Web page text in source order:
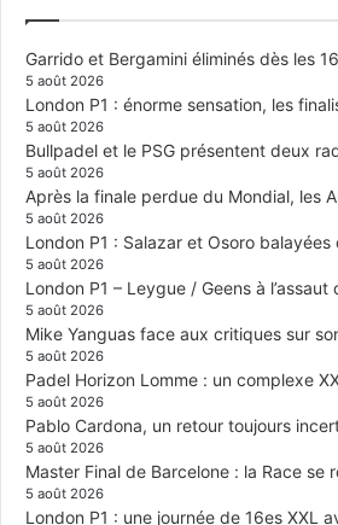
Garrido et Bergamini éliminés dès les
5 août 2026
London P1 : énorme sensation, les
5 août 2026
Bullpadel et le PSG présentent deux
5 août 2026
Après la finale perdue du Mondial, les
5 août 2026
London P1 : Salazar et Osoro
5 août 2026
London P1 – Leygue / Geens à
5 août 2026
Mike Yanguas face aux critiques sur
5 août 2026
Padel Horizon Lomme : un complexe
5 août 2026
Pablo Cardona, un retour toujours
5 août 2026
Master Final de Barcelone : la Race se
5 août 2026
London P1 : une journée de 16es XXL